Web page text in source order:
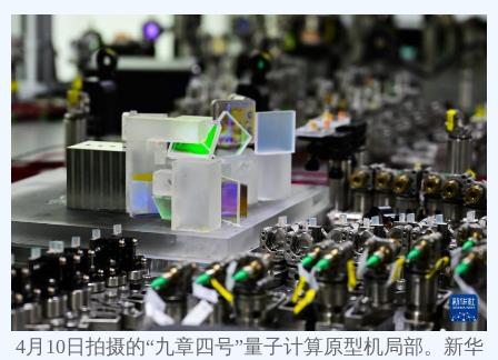
4月10日拍摄的“九章四号”量子计算原型机局部。新华